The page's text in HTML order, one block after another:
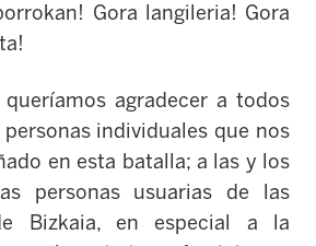
Gora langileria! Gora
agradecer a todos
individuales que nos
en esta batalla; a las y los
personas usuarias de las
Bizkaia, en especial a la